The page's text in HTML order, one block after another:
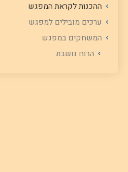
ההכנות לקראת המפגש
ערכים מובילים למפגש
המשחקים במפגש
הרוח נושבת